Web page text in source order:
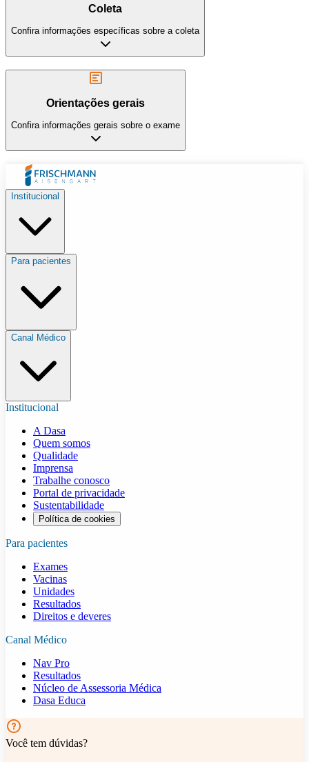
Coleta
Confira informações específicas sobre a coleta
Orientações gerais
Confira informações gerais sobre o exame
Institucional
Para pacientes
Canal Médico
Institucional
A Dasa
Quem somos
Qualidade
Imprensa
Trabalhe conosco
Portal de privacidade
Sustentabilidade
Política de cookies
Para pacientes
Exames
Vacinas
Unidades
Resultados
Direitos e deveres
Canal Médico
Nav Pro
Resultados
Núcleo de Assessoria Médica
Dasa Educa
Você tem dúvidas?